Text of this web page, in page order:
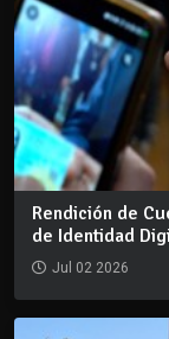
Rendición de
de Identidad
Jul 02 2026